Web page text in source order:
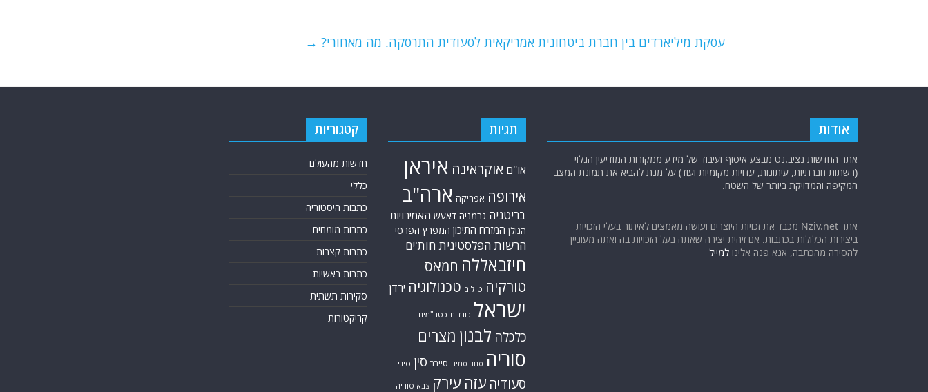
o
עסקת מיליארדים בין חברת ביטחונית אמריקאית לסעודית התרסקה. מה מאחורי? →
אודות
אתר החדשות נציב.נט מבצע איסוף ועיבוד של מידע ממקורות המודיעין הגלוי
(רשתות חברתיות, עיתונות, עדויות מקומיות ועוד) על מנת להביא את תמונת המצב
המקיפה והמדויקת ביותר של השטח.
אתר Nziv.net מכבד את זכויות היוצרים ועושה מאמצים לאיתור בעלי הזכויות
ביצירות הכלולות בכתבות. אם זיהית יצירה שאתה בעל הזכויות בה ואתה מעוניין
להסירה מהכתבה, אנא פנה אלינו למייל
תגיות
או"ם אוקראינה איראן
אירופה אפריקה ארה"ב
בריטניה גרמניה דאעש האמירויות
הגולן המזרח התיכון המפרץ הפרסי
הרשות הפלסטינית חות'ים
חיזבאללה חמאס
טורקיה טילים טכנולוגיה ירדן
ישראל כורדים כטב"מים
כלכלה לבנון מצרים
סוריה סחר סמים סייבר סין סיני
סעודיה עזה עירק צבא סוריה
קטגוריות
חדשות מהעולם
כללי
כתבות היסטוריה
כתבות מומחים
כתבות קצרות
כתבות ראשיות
סקירות תשתית
קריקטורות